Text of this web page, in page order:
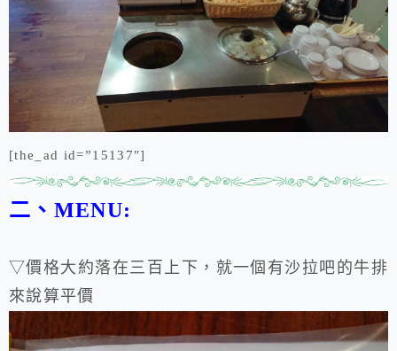
[the_ad id=”15137″]
二、MENU:
▽價格大約落在三百上下，就一個有沙拉吧的牛排
來說算平價